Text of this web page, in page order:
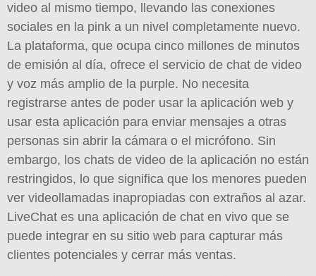
video al mismo tiempo, llevando las conexiones
sociales en la pink a un nivel completamente nuevo.
La plataforma, que ocupa cinco millones de minutos
de emisión al día, ofrece el servicio de chat de video
y voz más amplio de la purple. No necesita
registrarse antes de poder usar la aplicación web y
usar esta aplicación para enviar mensajes a otras
personas sin abrir la cámara o el micrófono. Sin
embargo, los chats de video de la aplicación no están
restringidos, lo que significa que los menores pueden
ver videollamadas inapropiadas con extraños al azar.
LiveChat es una aplicación de chat en vivo que se
puede integrar en su sitio web para capturar más
clientes potenciales y cerrar más ventas.